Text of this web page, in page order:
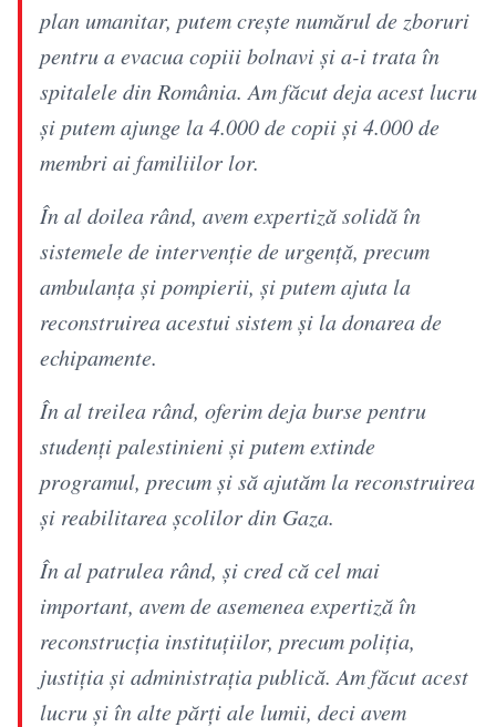
plan umanitar, putem crește numărul de zboruri
pentru a evacua copiii bolnavi și a-i trata în
spitalele din România. Am făcut deja acest lucru
și putem ajunge la 4.000 de copii și 4.000 de
membri ai familiilor lor.
În al doilea rând, avem expertiză solidă în
sistemele de intervenție de urgență, precum
ambulanța și pompierii, și putem ajuta la
reconstruirea acestui sistem și la donarea de
echipamente.
În al treilea rând, oferim deja burse pentru
studenți palestinieni și putem extinde
programul, precum și să ajutăm la reconstruirea
și reabilitarea școlilor din Gaza.
În al patrulea rând, și cred că cel mai
important, avem de asemenea expertiză în
reconstrucția instituțiilor, precum poliția,
justiția și administrația publică. Am făcut acest
lucru și în alte părți ale lumii, deci avem